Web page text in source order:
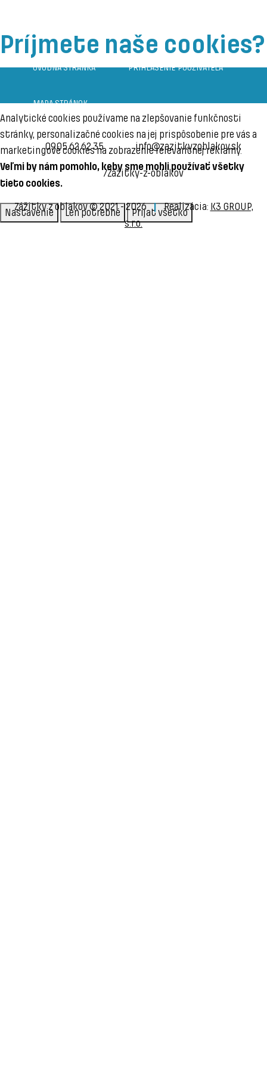
ÚVOD PRIHLÁSENIE
MAPA
0905 62 62 35 info@zazitkyzoblakov.sk
/Zážitky-z-oblakov
Zážitky z oblakov © 2021 - 2026 Realizácia: K3 GROUP,
s.r.o.
Príjmete naše cookies?
Analytické cookies používame na zlepšovanie funkčnosti
stránky, personalizačné cookies na jej prispôsobenie pre vás a
marketingové cookies na zobrazenie relevantnej reklamy.
Veľmi by nám pomohlo, keby sme mohli používať všetky
tieto cookies.
Nastavenie Len potrebné Prijať všetko